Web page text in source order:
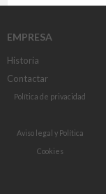
EMPRESA
Historia
Contactar
Política de privacidad
Aviso legal y Política
Cookies